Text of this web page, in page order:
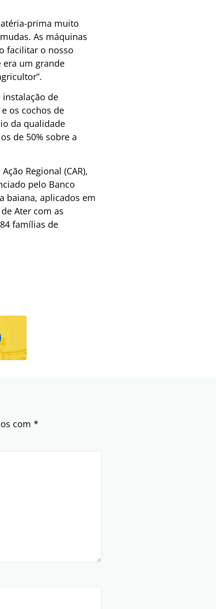
prima muito
As máquinas
facilitar o nosso
era um grande
instalação de
os cochos de
da qualidade
de 50% sobre a
Regional (CAR),
pelo Banco
baiana, aplicados em
Ater com as
famílias de
com *